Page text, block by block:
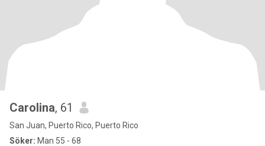
Carolina, 61
San Juan, Puerto Rico, Puerto Rico
Söker: Man 55 - 68